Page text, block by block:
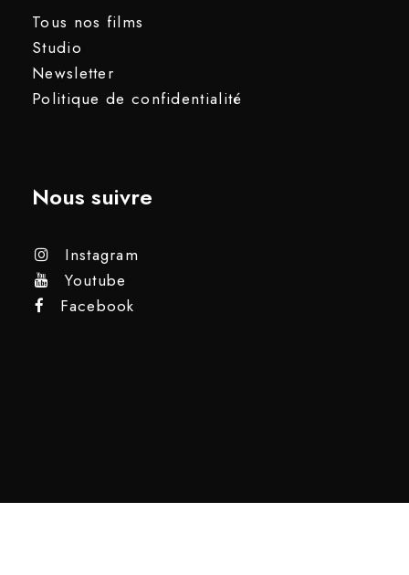
Tous nos films
Studio
Newsletter
Politique de confidentialité
Nous suivre
Instagram
Youtube
Facebook